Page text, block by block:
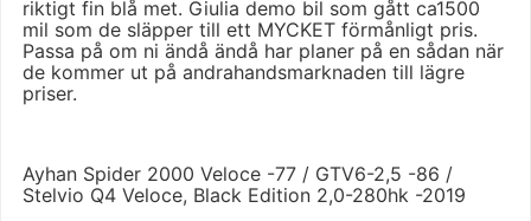
riktigt fin blå met. Giulia demo bil som gått ca1500
mil som de släpper till ett MYCKET förmånligt pris.
Passa på om ni ändå ändå har planer på en sådan när
de kommer ut på andrahandsmarknaden till lägre
priser.
Ayhan Spider 2000 Veloce -77 / GTV6-2,5 -86 /
Stelvio Q4 Veloce, Black Edition 2,0-280hk -2019